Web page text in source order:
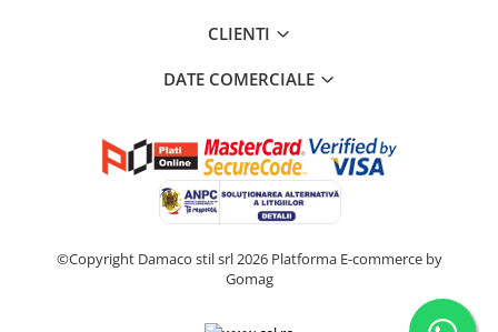
CLIENTI
DATE COMERCIALE
©Copyright Damaco stil srl 2026 Platforma E-commerce by
Gomag